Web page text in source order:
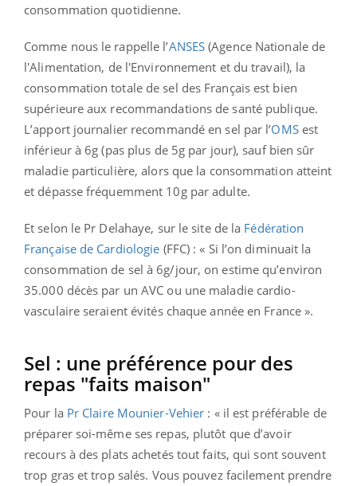
consommation quotidienne.
Comme nous le rappelle l’ANSES (Agence Nationale de
l'Alimentation, de l'Environnement et du travail), la
consommation totale de sel des Français est bien
supérieure aux recommandations de santé publique.
L’apport journalier recommandé en sel par l’OMSest
inférieur à 6g (pas plus de 5g par jour), sauf bien sûr
maladie particulière, alors que la consommation atteint
et dépasse fréquemment 10g par adulte.
Et selon le Pr Delahaye, sur le site de la Fédération
Française de Cardiologie (FFC) : « Si l’on diminuait la
consommation de sel à 6g/jour, on estime qu’environ
35.000 décès par un AVC ou une maladie cardio-
vasculaire seraient évités chaque année en France ».
Sel : une préférence pour des
repas "faits maison"
Pour la Pr Claire Mounier-Vehier : « il est préférable de
préparer soi-même ses repas, plutôt que d’avoir
recours à des plats achetés tout faits, qui sont souvent
trop gras et trop salés. Vous pouvez facilement prendre